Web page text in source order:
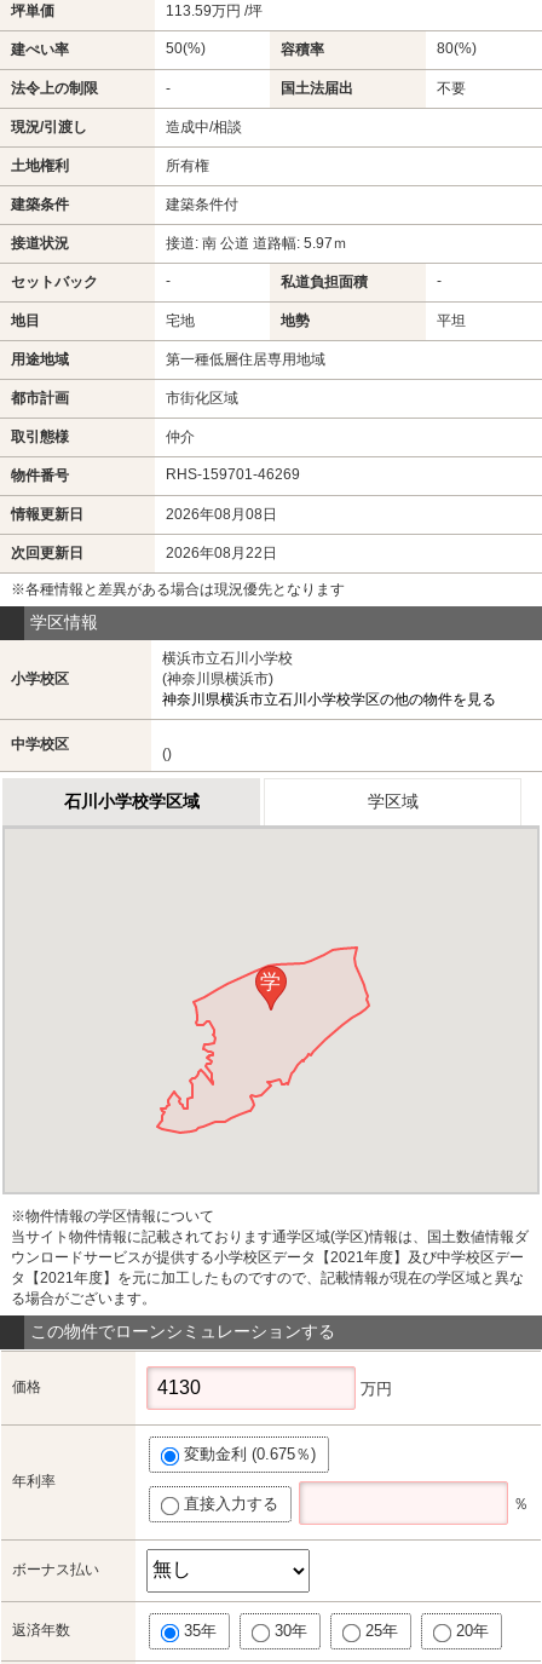
坪単価 113.59万円 /坪
建ぺい率 50(%) 容積率 80(%)
法令上の制限 - 国土法届出 不要
現況/引渡し 造成中/相談
土地権利 所有権
建築条件 建築条件付
接道状況 接道: 南 公道 道路幅: 5.97ｍ
セットバック - 私道負担面積 -
地目 宅地 地勢 平坦
用途地域 第一種低層住居専用地域
都市計画 市街化区域
取引態様 仲介
物件番号 RHS-159701-46269
情報更新日 2026年08月08日
次回更新日 2026年08月22日
※各種情報と差異がある場合は現況優先となります
学区情報
小学校区
横浜市立石川小学校
(神奈川県横浜市)
神奈川県横浜市立石川小学校学区の他の物件を見る
中学校区
()
石川小学校学区域 学区域
学
※物件情報の学区情報について
当サイト物件情報に記載されております通学区域(学区)情報は、国土数値情報ダ
ウンロードサービスが提供する小学校区データ【2021年度】及び中学校区デー
タ【2021年度】を元に加工したものですので、記載情報が現在の学区域と異な
る場合がございます。
この物件でローンシミュレーションする
価格 万円
年利率
変動金利 (0.675％)
直接入力する ％
ボーナス払い
返済年数 35年 30年 25年 20年